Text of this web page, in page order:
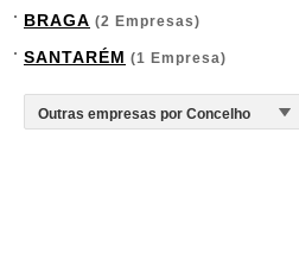
BRAGA (2 Empresas)
SANTARÉM (1 Empresa)